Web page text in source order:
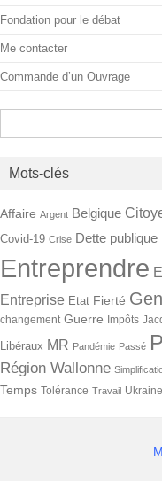
Fondation pour le débat
Me contacter
Commande d’un Ouvrage
Mots-clés
Affaire Argent Belgique
Covid-19 Crise Dette publique
Entreprendre
Entreprise Etat Fierté
changement Guerre Impôts
Libéraux MR Pandémie Passé
Région Wallonne
Temps Tolérance Travail Ukraine